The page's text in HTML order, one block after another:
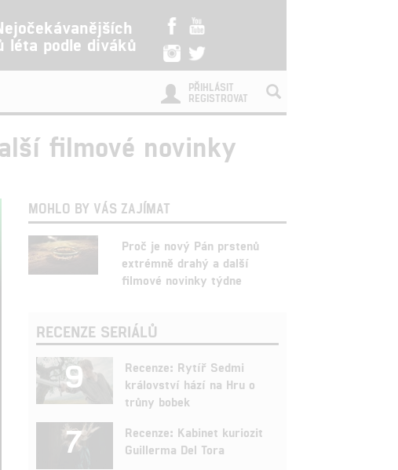
léta podle diváků
PŘIHLÁSIT
REGISTROVAT
filmové novinky
MOHLO BY VÁS ZAJÍMAT
Proč je nový Pán prstenů
extrémně drahý a další
filmové novinky týdne
RECENZE SERIÁLŮ
9
Recenze: Rytíř Sedmi
království hází na Hru o
trůny bobek
7
Recenze: Kabinet kuriozit
Guillerma Del Tora